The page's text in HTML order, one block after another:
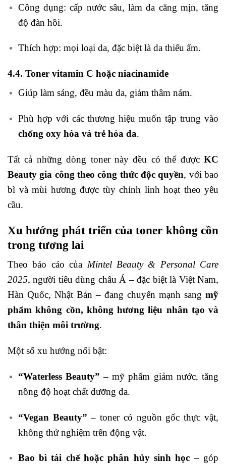
Công dụng: cấp nước sâu, làm da căng mịn, tăng
độ đàn hồi.
Thích hợp: mọi loại da, đặc biệt là da thiếu ẩm.
4.4. Toner vitamin C hoặc niacinamide
Giúp làm sáng, đều màu da, giảm thâm nám.
Phù hợp với các thương hiệu muốn tập trung vào
chống oxy hóa và trẻ hóa da.
Tất cả những dòng toner này đều có thể được KC
Beauty gia công theo công thức độc quyền, với bao
bì và mùi hương được tùy chỉnh linh hoạt theo yêu
cầu.
Xu hướng phát triển của toner không cồn
trong tương lai
Theo báo cáo của Mintel Beauty & Personal Care
2025, người tiêu dùng châu Á – đặc biệt là Việt Nam,
Hàn Quốc, Nhật Bản – đang chuyển mạnh sang mỹ
phẩm không cồn, không hương liệu nhân tạo và
thân thiện môi trường.
Một số xu hướng nổi bật:
“Waterless Beauty” – mỹ phẩm giảm nước, tăng
nồng độ hoạt chất dưỡng da.
“Vegan Beauty” – toner có nguồn gốc thực vật,
không thử nghiệm trên động vật.
Bao bì tái chế hoặc phân hủy sinh học – góp